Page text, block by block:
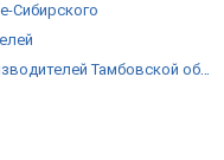
Сибирского
Запчасти для промышленности от производителей Тамбовской области